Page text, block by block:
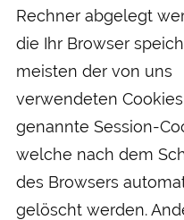
Rechner abgelegt
die Ihr Browser
meisten der von uns
verwendeten
genannte Session-
welche nach dem
des Browsers
gelöscht werden.